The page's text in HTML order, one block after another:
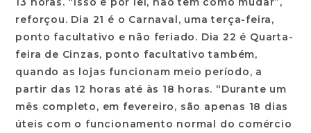
reforçou. Dia 21 é o Carnaval, uma terça-feira,
ponto facultativo e não feriado. Dia 22 é Quarta-
feira de Cinzas, ponto facultativo também,
quando as lojas funcionam meio período, a
partir das 12 horas até às 18 horas. “Durante um
mês completo, em fevereiro, são apenas 18 dias
úteis com o funcionamento normal do comércio